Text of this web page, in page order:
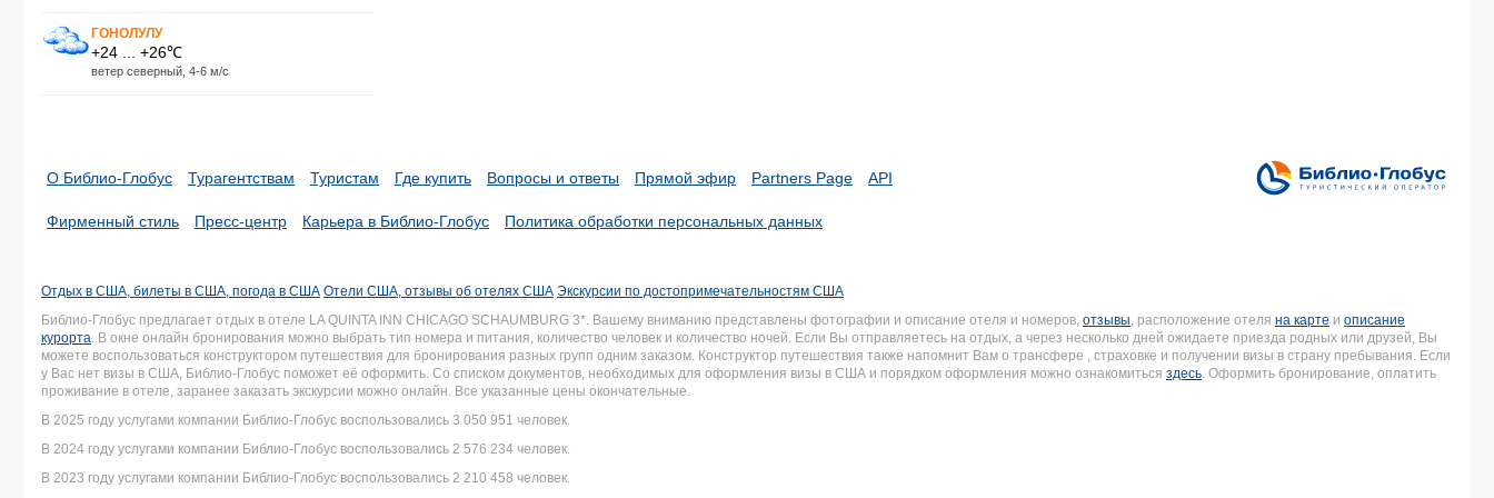
ГОНОЛУЛУ
+24 ... +26℃
ветер северный, 4-6 м/с
О Библио-Глобус Турагентствам Туристам Где купить Вопросы и ответы Прямой эфир Partners Page API
Фирменный стиль Пресс-центр Карьера в Библио-Глобус Политика обработки персональных данных
Отдых в США, билеты в США, погода в США Отели США, отзывы об отелях США Экскурсии по достопримечательностям США
Библио-Глобус предлагает отдых в отеле LA QUINTA INN CHICAGO SCHAUMBURG 3*. Вашему вниманию представлены фотографии и описание отеля и номеров, отзывы, расположение отеля на карте и описание
курорта. В окне онлайн бронирования можно выбрать тип номера и питания, количество человек и количество ночей. Если Вы отправляетесь на отдых, а через несколько дней ожидаете приезда родных или друзей, Вы
можете воспользоваться конструктором путешествия для бронирования разных групп одним заказом. Конструктор путешествия также напомнит Вам о трансфере , страховке и получении визы в страну пребывания. Если
у Вас нет визы в США, Библио-Глобус поможет её оформить. Со списком документов, необходимых для оформления визы в США и порядком оформления можно ознакомиться здесь. Оформить бронирование, оплатить
проживание в отеле, заранее заказать экскурсии можно онлайн. Все указанные цены окончательные.
В 2025 году услугами компании Библио-Глобус воспользовались 3 050 951 человек.
В 2024 году услугами компании Библио-Глобус воспользовались 2 576 234 человек.
В 2023 году услугами компании Библио-Глобус воспользовались 2 210 458 человек.